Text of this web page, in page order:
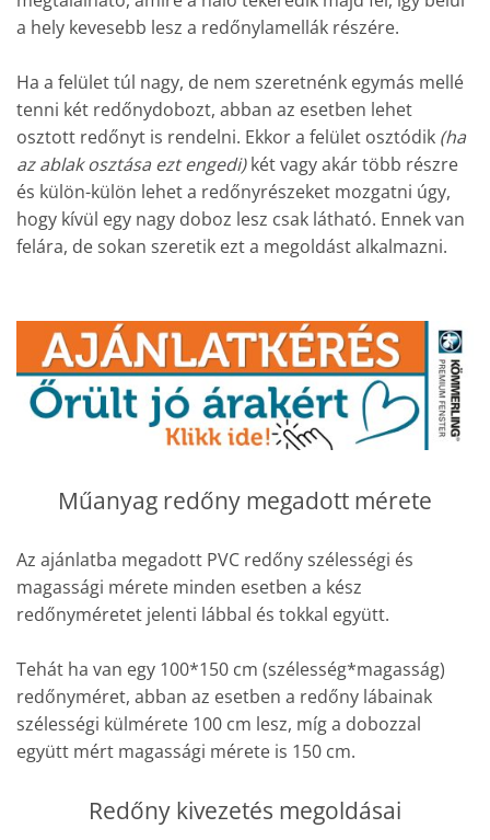
a hely kevesebb lesz a redőnylamellák részére.
Ha a felület túl nagy, de nem szeretnénk egymás mellé
tenni két redőnydobozt, abban az esetben lehet
osztott redőnyt is rendelni. Ekkor a felület osztódik (ha
az ablak osztása ezt engedi)két vagy akár több részre
és külön-külön lehet a redőnyrészeket mozgatni úgy,
hogy kívül egy nagy doboz lesz csak látható. Ennek van
felára, de sokan szeretik ezt a megoldást alkalmazni.
Műanyag redőny megadott mérete
Az ajánlatba megadott PVC redőny szélességi és
magassági mérete minden esetben a kész
redőnyméretet jelenti lábbal és tokkal együtt.
Tehát ha van egy 100*150 cm (szélesség*magasság)
redőnyméret, abban az esetben a redőny lábainak
szélességi külmérete 100 cm lesz, míg a dobozzal
együtt mért magassági mérete is 150 cm.
Redőny kivezetés megoldásai